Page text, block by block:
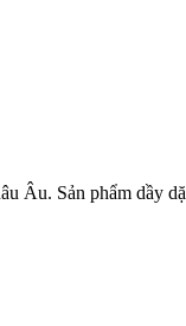
Âu. Sản phẩm dầy